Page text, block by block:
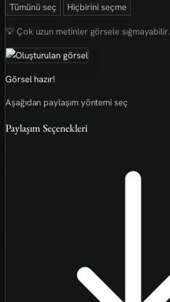
Tümünü seç
Hiçbirini seçme
💡 Çok uzun metinler görsele sığmayabilir.
Görsel hazır!
Aşağıdan paylaşım yöntemi seç
Paylaşım Seçenekleri